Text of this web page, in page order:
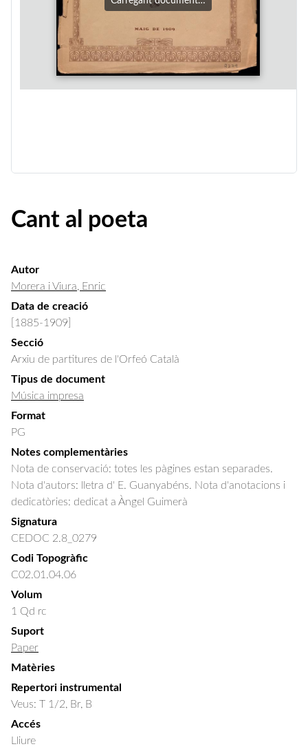
Cant al poeta
Autor
Morera i Viura, Enric
Data de creació
[1885-1909]
Secció
Arxiu de partitures de l'Orfeó Català
Tipus de document
Música impresa
Format
PG
Notes complementàries
Nota de conservació: totes les pàgines estan separades.
Nota d'autors: lletra d' E. Guanyabéns. Nota d'anotacions i
dedicatòries: dedicat a Àngel Guimerà
Signatura
CEDOC 2.8_0279
Codi Topogràfic
C02.01.04.06
Volum
1 Qd rc
Suport
Paper
Matèries
Repertori instrumental
Veus: T 1/2, Br, B
Accés
Lliure